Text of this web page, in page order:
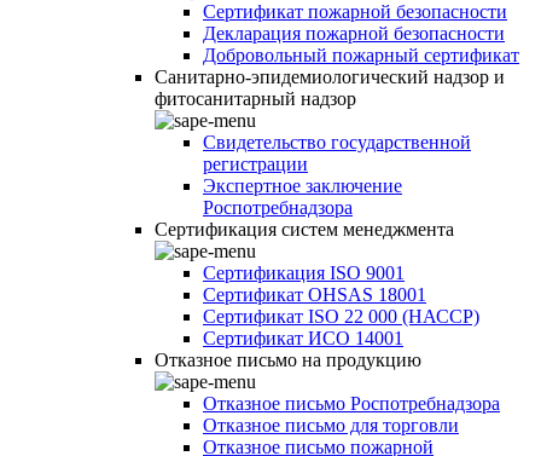
Сертификат пожарной безопасности
Декларация пожарной безопасности
Добровольный пожарный сертификат
Санитарно-эпидемиологический надзор и
фитосанитарный надзор
Свидетельство государственной
регистрации
Экспертное заключение
Роспотребнадзора
Сертификация систем менеджмента
Сертификация ISO 9001
Сертификат OHSAS 18001
Сертификат ISO 22 000 (НАССР)
Сертификат ИСО 14001
Отказное письмо на продукцию
Отказное письмо Роспотребнадзора
Отказное письмо для торговли
Отказное письмо пожарной